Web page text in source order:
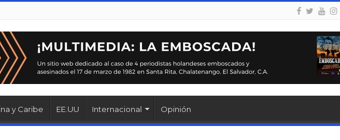
y Caribe EE.UU Internacional Opinión